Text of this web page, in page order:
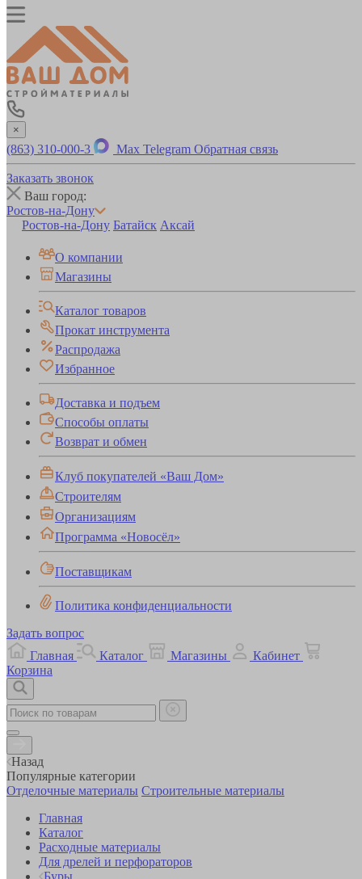
×
(863) 310-000-3 Max Telegram Обратная связь
Заказать звонок
Ваш город:
Ростов-на-Дону
Ростов-на-Дону Батайск Аксай
О компании
Магазины
Каталог товаров
Прокат инструмента
Распродажа
Избранное
Доставка и подъем
Способы оплаты
Возврат и обмен
Клуб покупателей «Ваш Дом»
Строителям
Организациям
Программа «Новосёл»
Поставщикам
Политика конфиденциальности
Задать вопрос
Главная
Каталог Магазины
Кабинет
Корзина
Назад
Популярные категории
Отделочные материалы Строительные материалы
Главная
Каталог
Расходные материалы
Для дрелей и перфораторов
Буры